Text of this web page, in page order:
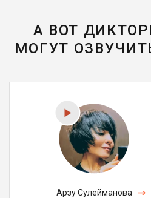
А ВОТ
МОГУТ
Арзу Сулейманова